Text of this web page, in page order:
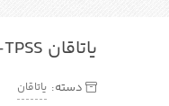
یاتاقان SKF P2BC 107-TPSS
دسته: یاتاقان